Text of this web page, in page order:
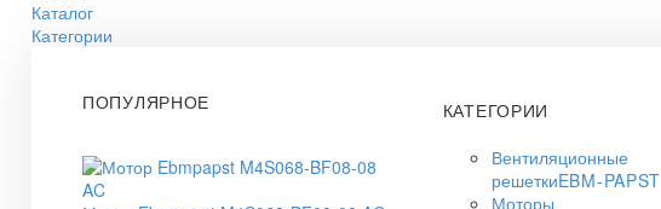
Каталог
Категории
ПОПУЛЯРНОЕ
КАТЕГОРИИ
Вентиляционные
решеткиEBM-PAPST
Моторы